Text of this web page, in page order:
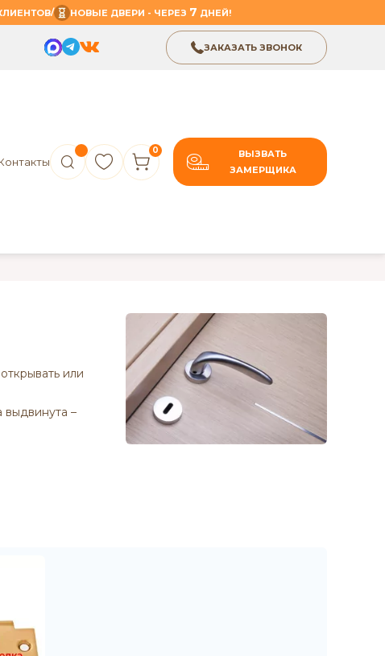
/ НОВЫЕ ДВЕРИ - ЧЕРЕЗ 7 ДНЕЙ!
ЗАКАЗАТЬ ЗВОНОК
0
ВЫЗВАТЬ
ЗАМЕРЩИКА
или
выдвинута –